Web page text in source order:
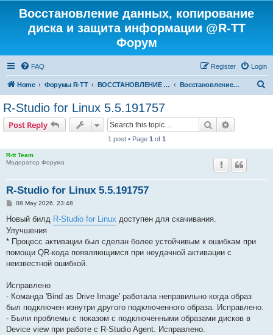
Восстановление данных, копирование
диска и защита информации @R-TT
Форум
FAQ Login
Register
Home Форумы R-TT ВОССТАНОВЛЕНИЕ ДАННЫХ И УДАЛЕННЫХ ФАЙЛОВ Восстановление данных
R-Studio for Linux 5.5.191757
Post Reply Search
1 post • Page 1 of 1
R-tt Team
Модератор Форума
R-Studio for Linux 5.5.191757
P
s
08 May 2026, 23:48
Новый билд R-Studio for Linux доступен для скачивания.
Улучшения
* Процесс активации был сделан более устойчивым к ошибкам при
помощи QR-кода появляющимся при неудачной активации с
неизвестной ошибкой.
Исправлено
- Команда 'Bind as Drive Image' работала неправильно когда образ
был подключен изнутри другого подключенного образа. Исправлено.
- Были проблемы с показом с подключенными образами дисков в
Device view при работе с R-Studio Agent. Исправлено.